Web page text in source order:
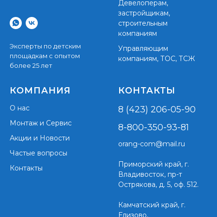
Эксперты по детским
площадкам с опытом
более 25 лет
Девелоперам,
застройщикам,
строительным
компаниям
Управляющим
компаниям, ТОС, ТСЖ
КОМПАНИЯ
О нас
Монтаж и Сервис
Акции и Новости
Частые вопросы
Контакты
КОНТАКТЫ
8 (423) 206-05-90
8-800-350-93-81
orang-com@mail.ru
Приморский край, г.
Владивосток, пр-т
Острякова, д. 5, оф. 512.
Камчатский край, г.
Елизово,